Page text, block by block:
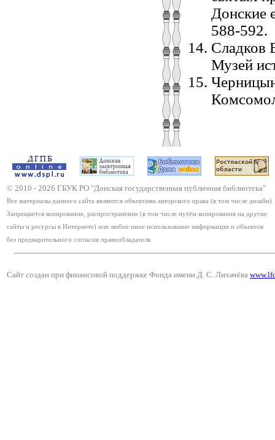
588-592.
Сладков
Музей
© 2010 - 2026 ГБУК РО "Донская государственная публичная библиотека"
Все материалы данного сайта являются объектами авторского права (в том числе дизайн).
Запрещается копирование, распространение (в том числе путём копирования на другие
сайты и ресурсы в Интернете) или любое иное использование информации и объектов
без предварительного согласия правообладателя.
Сайт создан при финансовой поддержке Фонда имени Д. С. Лихачёва